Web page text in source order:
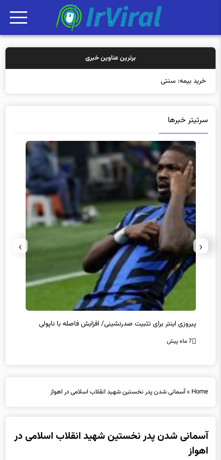
برترین عناوین خبری
خرید بیمه: سنتی یا آنلاین
سرتیتر خبرها
پیروزی اینتر برای تثبیت صدرنشینی/ افزایش فاصله با ناپولی
7 ماه پیش
‹
›
Home
»آسمانی شدن پدر نخستین شهید انقلاب اسلامی در اهواز
آسمانی شدن پدر نخستین شهید انقلاب اسلامی در
اهواز